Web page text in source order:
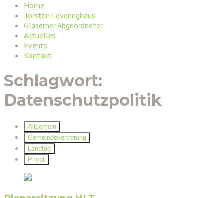
Home
Torsten Leveringhaus
Gläserner Abgeordneter
Aktuelles
Events
Kontakt
Schlagwort:
Datenschutzpolitik
Allgemein
Gemeindevertretung
Landtag
Privat